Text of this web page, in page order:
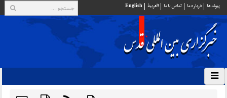
پيوند ها درباره ما تماس با ما العربية English